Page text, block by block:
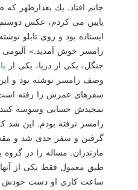
جانم افتاد. یك بعدازظهر كه
پایین می كردم، عكس دوستم
ایستاده بود و روی تابلو
رامسر خوش آمدید.»
جنگل، یكی از دریا، یكی از
وصف رامسر نوشته بود و
سفرهای عمرش را رفته
تمجیدش حسابی وسوسه
رامسر نرفته بودم. این
گرفتن و سفر جدی شد و
مازندران. مساله را در
طبق معمول فقط یكی از
ساعت كاری او دست خودش